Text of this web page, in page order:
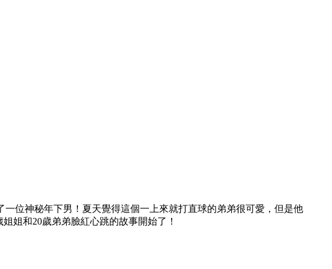
位神秘年下男！夏天覺得這個一上來就打直球的弟弟很可愛，但是他
姐和20歲弟弟臉紅心跳的故事開始了！